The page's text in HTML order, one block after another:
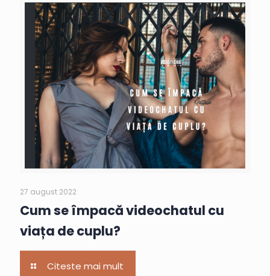
27 august 2022
Cum se împacă videochatul cu
viața de cuplu?
Citeste mai mult